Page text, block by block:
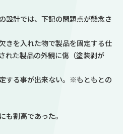
設計では、下記の問題点が懸念さ
きを入れた物で製品を固定する仕
れた製品の外観に傷（塗装剥が
する事が出来ない。※もともとの
割高であった。